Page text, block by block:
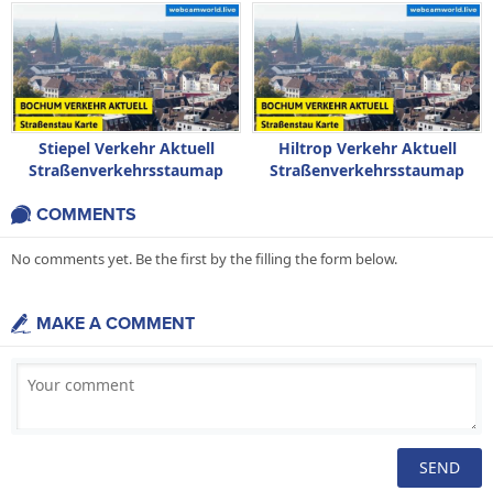
Stiepel Verkehr Aktuell
Straßenverkehrsstaumap
Hiltrop Verkehr Aktuell
Straßenverkehrsstaumap
COMMENTS
No comments yet. Be the first by the filling the form below.
MAKE A COMMENT